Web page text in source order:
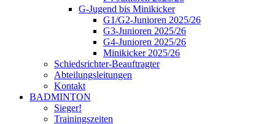
G-Jugend bis Minikicker
G1/G2-Junioren 2025/26
G3-Junioren 2025/26
G4-Junioren 2025/26
Minikicker 2025/26
Schiedsrichter-Beauftragter
Abteilungsleitungen
Kontakt
BADMINTON
Sieger!
Trainingszeiten